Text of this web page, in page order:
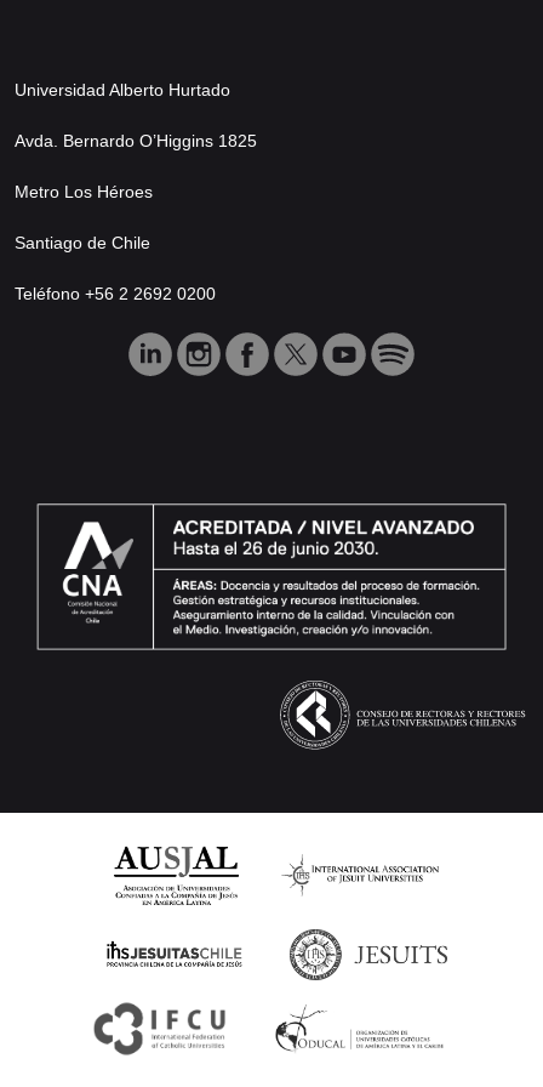
Universidad Alberto Hurtado
Avda. Bernardo O’Higgins 1825
Metro Los Héroes
Santiago de Chile
Teléfono +56 2 2692 0200